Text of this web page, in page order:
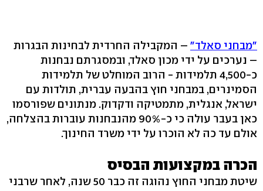
"מבחני סאלד" – המקבילה החרדית לבחינות הבגרות
– נערכים על ידי מכון סאלד, ובמסגרתם נבחנות
כ-4,500 תלמידות - הרוב המוחלט של תלמידות
הסמינרים, במבחני חוץ בהבעה עברית, תולדות עם
ישראל, אנגלית, מתמטיקה ודקדוק. מנתונים שפורסמו
כאן בעבר עולה כי כ-90% מהנבחנות עוברות בהצלחה,
אולם עד כה לא הוכרו על ידי משרד החינוך.
הכרה במקצועות הבסיס
שיטת מבחני החוץ נהוגה זה כבר 50 שנה, לאחר שרבני